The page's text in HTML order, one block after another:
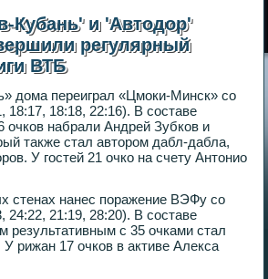
Кубань' и 'Автодор'
регулярный
ВТБ
дома переиграл «Цмоки-Минск» со
18:17, 18:18, 22:16). В составе
очков набрали Андрей Зубков и
также стал автором дабл-дабла,
У гостей 21 очко на счету Антонио
стенах нанес поражение ВЭФу со
24:22, 21:19, 28:20). В составе
результативным с 35 очками стал
рижан 17 очков в активе Алекса